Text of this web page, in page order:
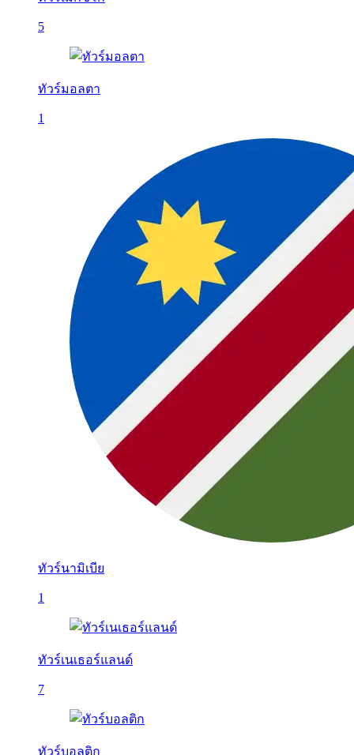
5
ทัวร์มอลตา
1
ทัวร์นามิเบีย
1
ทัวร์เนเธอร์แลนด์
7
ทัวร์บอลติก